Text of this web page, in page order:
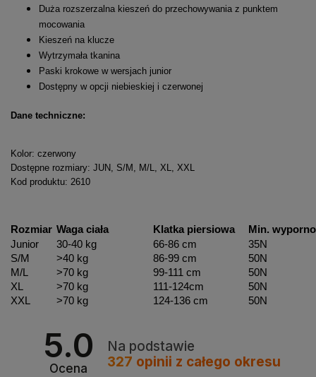
Duża rozszerzalna kieszeń do przechowywania z punktem
mocowania
Kieszeń na klucze
Wytrzymała tkanina
Paski krokowe w wersjach junior
Dostępny w opcji niebieskiej i czerwonej
Dane techniczne:
Kolor: czerwony
Dostępne rozmiary: JUN, S/M, M/L, XL, XXL
Kod produktu: 2610
Rozmiar Waga ciała Klatka piersiowa
Min.
Junior
30-40 kg 66-86 cm
35N
S/M
>40 kg 86-99 cm
50N
M/L
>70 kg 99-111 cm
50N
XL
>70 kg 111-124cm
50N
XXL
>70 kg 124-136 cm 50N
5.0
Ocena
Na podstawie
327 opinii z całego okresu